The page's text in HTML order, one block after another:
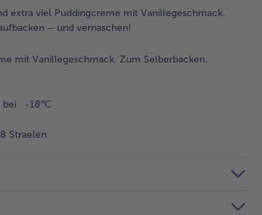
extra viel Puddingcreme mit Vanillegeschmack.
– und vernaschen!
mit Vanillegeschmack. Zum Selberbacken.
bei -18°C
Straelen